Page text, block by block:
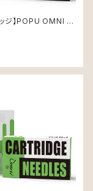
ッジ】POPU OMNI V
(0.30mm)